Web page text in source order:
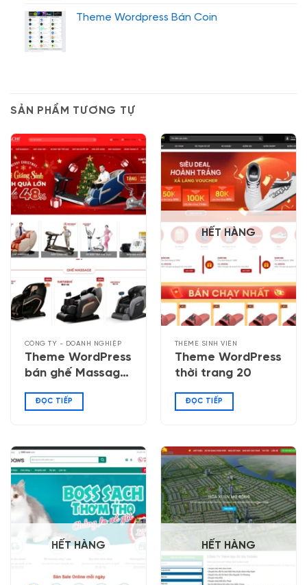
Theme Wordpress Bán Coin
SẢN PHẨM TƯƠNG TỰ
CÔNG TY - DOANH NGHIỆP
Theme WordPress
bán ghế Massage,
máy chạy bộ
ĐỌC TIẾP
HẾT HÀNG
THEME SINH VIÊN
Theme WordPress
thời trang 20
ĐỌC TIẾP
HẾT HÀNG HẾT HÀNG